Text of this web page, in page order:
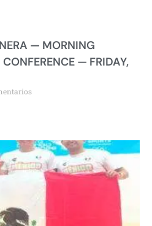
— MORNING
— FRIDAY,